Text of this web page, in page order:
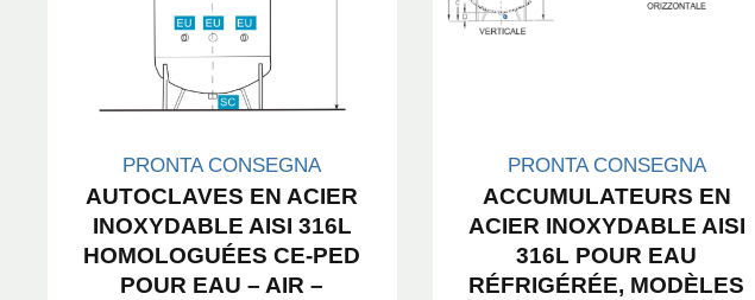
PRONTA CONSEGNA
AUTOCLAVES EN ACIER
INOXYDABLE AISI 316L
HOMOLOGUÉES CE-PED
POUR EAU – AIR –
PRONTA CONSEGNA
ACCUMULATEURS EN
ACIER INOXYDABLE AISI
316L POUR EAU
RÉFRIGÉRÉE, MODÈLES